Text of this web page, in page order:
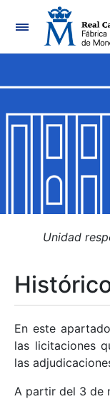
Mostrar/
Mostrar/
Mostrar/
Mostrar/Ocultar
Mostrar/Ocultar
Unidad
En este
las licitaciones
las
A partir del 3 de